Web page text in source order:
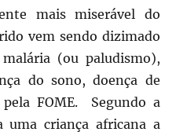
mais miserável do
vem sendo dizimado
(ou paludismo),
do sono, doença de
FOME. Segundo a
uma criança africana a